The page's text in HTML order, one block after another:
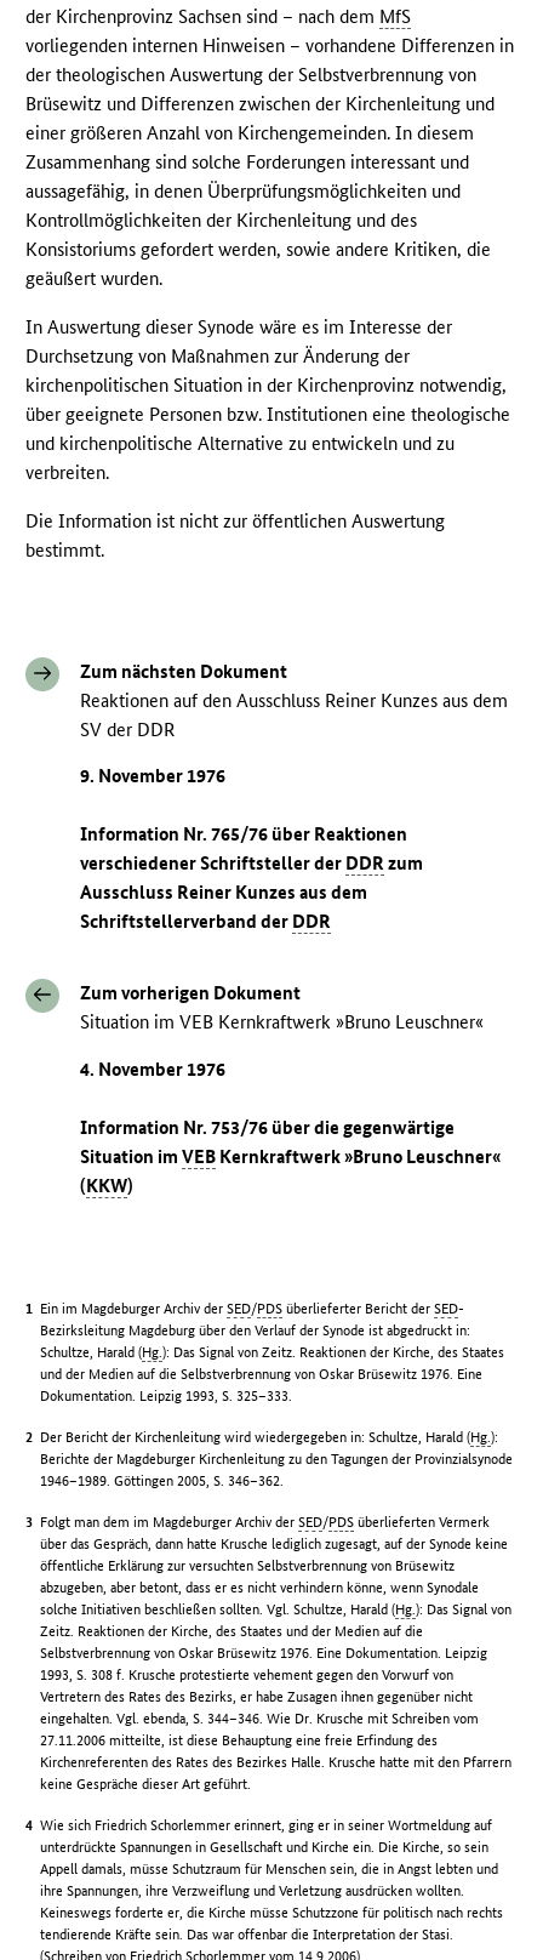
der Kirchenprovinz Sachsen sind – nach dem MfS
vorliegenden internen Hinweisen – vorhandene Differenzen in
der theologischen Auswertung der Selbstverbrennung von
Brüsewitz und Differenzen zwischen der Kirchenleitung und
einer größeren Anzahl von Kirchengemeinden. In diesem
Zusammenhang sind solche Forderungen interessant und
aussagefähig, in denen Überprüfungsmöglichkeiten und
Kontrollmöglichkeiten der Kirchenleitung und des
Konsistoriums gefordert werden, sowie andere Kritiken, die
geäußert wurden.
In Auswertung dieser Synode wäre es im Interesse der
Durchsetzung von Maßnahmen zur Änderung der
kirchenpolitischen Situation in der Kirchenprovinz notwendig,
über geeignete Personen bzw. Institutionen eine theologische
und kirchenpolitische Alternative zu entwickeln und zu
verbreiten.
Die Information ist nicht zur öffentlichen Auswertung
bestimmt.
Zum nächsten Dokument
Reaktionen auf den Ausschluss Reiner Kunzes aus dem
SV der DDR
9. November 1976
Information Nr. 765/76 über Reaktionen
verschiedener Schriftsteller der DDRzum
Ausschluss Reiner Kunzes aus dem
Schriftstellerverband der DDR
Zum vorherigen Dokument
Situation im VEB Kernkraftwerk »Bruno Leuschner«
4. November 1976
Information Nr. 753/76 über die gegenwärtige
Situation imVEB Kernkraftwerk »Bruno Leuschner«
(KKW)
Ein im Magdeburger Archiv derSED/PDS überlieferter Bericht derSED-
Bezirksleitung Magdeburg über den Verlauf der Synode ist abgedruckt in:
Schultze, Harald (Hg.): Das Signal von Zeitz. Reaktionen der Kirche, des Staates
und der Medien auf die Selbstverbrennung von Oskar Brüsewitz 1976. Eine
Dokumentation. Leipzig 1993, S. 325–333.
Der Bericht der Kirchenleitung wird wiedergegeben in: Schultze, Harald (Hg.):
Berichte der Magdeburger Kirchenleitung zu den Tagungen der Provinzialsynode
1946–1989. Göttingen 2005, S. 346–362.
Folgt man dem im Magdeburger Archiv derSED/PDS überlieferten Vermerk
über das Gespräch, dann hatte Krusche lediglich zugesagt, auf der Synode keine
öffentliche Erklärung zur versuchten Selbstverbrennung von Brüsewitz
abzugeben, aber betont, dass er es nicht verhindern könne, wenn Synodale
solche Initiativen beschließen sollten. Vgl. Schultze, Harald (Hg.): Das Signal von
Zeitz. Reaktionen der Kirche, des Staates und der Medien auf die
Selbstverbrennung von Oskar Brüsewitz 1976. Eine Dokumentation. Leipzig
1993, S. 308 f. Krusche protestierte vehement gegen den Vorwurf von
Vertretern des Rates des Bezirks, er habe Zusagen ihnen gegenüber nicht
eingehalten. Vgl. ebenda, S. 344–346. Wie Dr. Krusche mit Schreiben vom
27.11.2006 mitteilte, ist diese Behauptung eine freie Erfindung des
Kirchenreferenten des Rates des Bezirkes Halle. Krusche hatte mit den Pfarrern
keine Gespräche dieser Art geführt.
Wie sich Friedrich Schorlemmer erinnert, ging er in seiner Wortmeldung auf
unterdrückte Spannungen in Gesellschaft und Kirche ein. Die Kirche, so sein
Appell damals, müsse Schutzraum für Menschen sein, die in Angst lebten und
ihre Spannungen, ihre Verzweiflung und Verletzung ausdrücken wollten.
Keineswegs forderte er, die Kirche müsse Schutzzone für politisch nach rechts
tendierende Kräfte sein. Das war offenbar die Interpretation der Stasi.
(Schreiben von Friedrich Schorlemmer vom 14.9.2006)